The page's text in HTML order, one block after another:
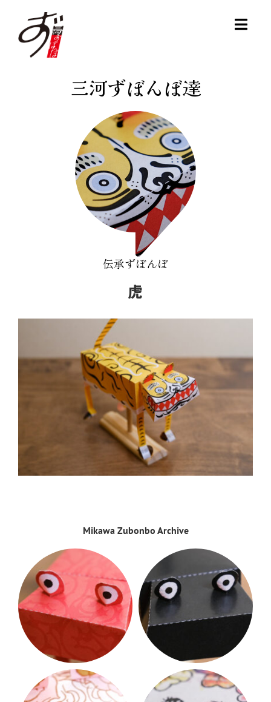
content
三河ずぼんぼ達
作り方
ダウンロード
三河ずぼんぼを購入する
三河ずぼんぼ達
伝承ずぼんぼ
虎
Mikawa Zubonbo Archive